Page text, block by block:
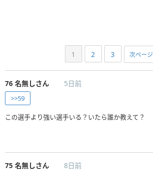
1 2 3 次ページ
76 名無しさん 5日前
>>59
この選手より強い選手いる？いたら誰か教えて？
75 名無しさん 8日前